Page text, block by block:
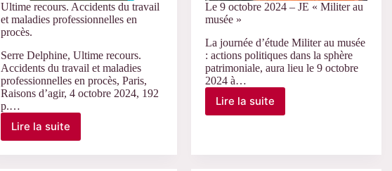
Ultime recours. Accidents du travail
et maladies professionnelles en
procès.
Serre Delphine, Ultime recours.
Accidents du travail et maladies
professionnelles en procès, Paris,
Raisons d’agir, 4 octobre 2024, 192
p.…
Lire la suite
Ultime
Le 9 octobre 2024 – JE « Militer au
musée »
La journée d’étude Militer au musée
: actions politiques dans la sphère
patrimoniale, aura lieu le 9 octobre
2024 à…
Lire la suite
Le